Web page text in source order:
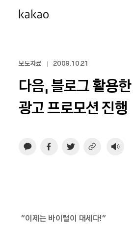
보도자료 2009.10.21
다음, 블로그 활용
광고 프로모션 진행
“이제는 바이럴이 대세다!”